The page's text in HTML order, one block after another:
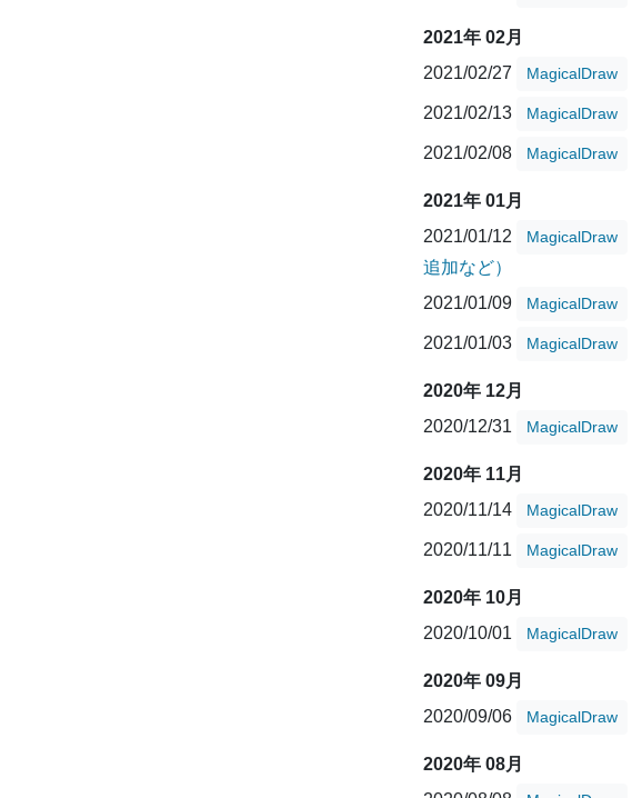
2021年 02月
2021/02/27
MagicalDraw
2021/02/13 MagicalDraw
2021/02/08 MagicalDraw
2021年 01月
2021/01/12
MagicalDraw
追加など）
2021/01/09
MagicalDraw
2021/01/03 MagicalDraw
2020年 12月
2020/12/31
MagicalDraw
2020年 11月
2020/11/14
MagicalDraw
2020/11/11 MagicalDraw
2020年 10月
2020/10/01
MagicalDraw
2020年 09月
2020/09/06
MagicalDraw
2020年 08月